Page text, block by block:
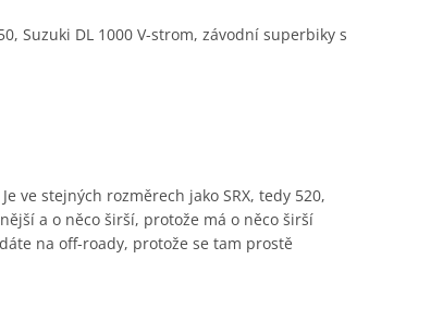
Suzuki DL 1000 V-strom, závodní superbiky s
ve stejných rozměrech jako SRX, tedy 520,
a o něco širší, protože má o něco širší
na off-roady, protože se tam prostě